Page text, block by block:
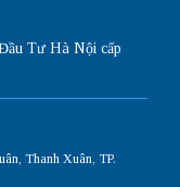
Tư Hà Nội cấp
Thanh Xuân, TP.